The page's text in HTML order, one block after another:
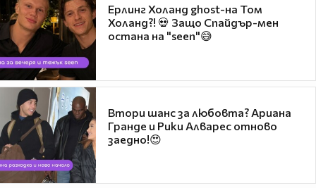
Ерлинг Холанд ghost-на Том
Холанд?! 💀 Защо Спайдър-мен
остана на "seen"😅
Втори шанс за любовта? Ариана
Гранде и Рики Алварес отново
заедно!😍